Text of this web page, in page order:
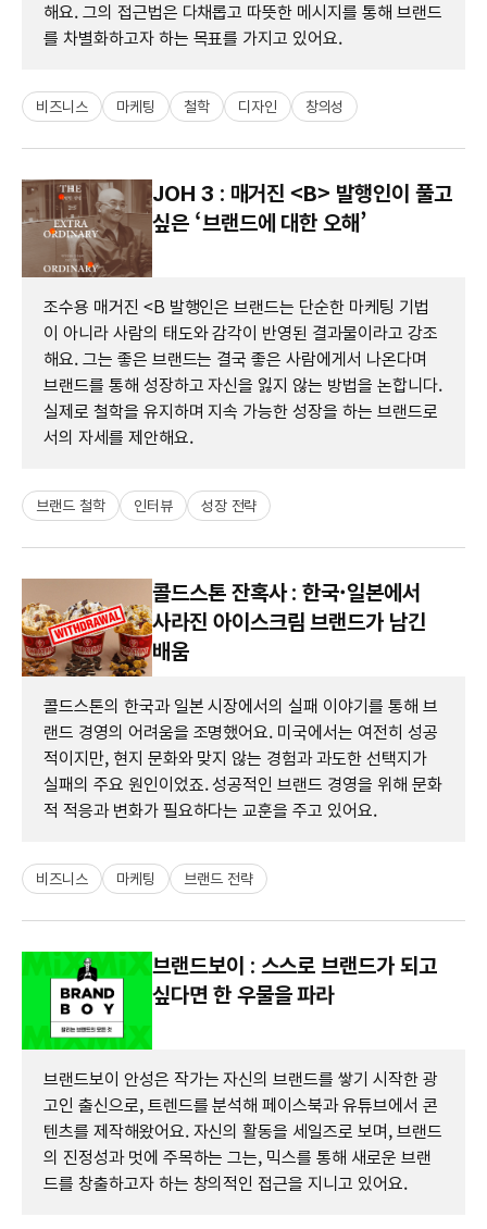
해요. 그의 접근법은 다채롭고 따뜻한 메시지를 통해 브랜드
를 차별화하고자 하는 목표를 가지고 있어요.
비즈니스 마케팅 철학 디자인 창의성
JOH 3 : 매거진 <B> 발행인이 풀고
싶은 ‘브랜드에 대한 오해​’
조수용 매거진 <B 발행인은 브랜드는 단순한 마케팅 기법
이 아니라 사람의 태도와 감각이 반영된 결과물이라고 강조
해요. 그는 좋은 브랜드는 결국 좋은 사람에게서 나온다며
브랜드를 통해 성장하고 자신을 잃지 않는 방법을 논합니다.
실제로 철학을 유지하며 지속 가능한 성장을 하는 브랜드로
서의 자세를 제안해요.
브랜드 철학 인터뷰 성장 전략
콜드스톤 잔혹사 : 한국·일본에서
사라진 아이스크림 브랜드가 남긴
배움
콜드스톤의 한국과 일본 시장에서의 실패 이야기를 통해 브
랜드 경영의 어려움을 조명했어요. 미국에서는 여전히 성공
적이지만, 현지 문화와 맞지 않는 경험과 과도한 선택지가
실패의 주요 원인이었죠. 성공적인 브랜드 경영을 위해 문화
적 적응과 변화가 필요하다는 교훈을 주고 있어요.
비즈니스 마케팅 브랜드 전략
브랜드보이 : 스스로 브랜드가 되고
싶다면 한 우물을 파라
브랜드보이 안성은 작가는 자신의 브랜드를 쌓기 시작한 광
고인 출신으로, 트렌드를 분석해 페이스북과 유튜브에서 콘
텐츠를 제작해왔어요. 자신의 활동을 세일즈로 보며, 브랜드
의 진정성과 멋에 주목하는 그는, 믹스를 통해 새로운 브랜
드를 창출하고자 하는 창의적인 접근을 지니고 있어요.